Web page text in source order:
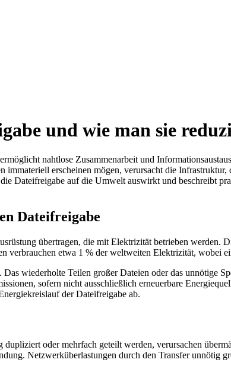
und wie man sie
nahtlose Zusammenarbeit und
erscheinen mögen, verursacht die
Dateifreigabe auf die Umwelt auswirkt und beschreibt
Dateifreigabe
übertragen, die mit Elektrizität betrieben werden.
verbrauchen etwa 1 % der weltweiten Elektrizität, wobei
wiederholte Teilen großer Dateien oder das unnötige
sofern nicht ausschließlich erneuerbare
der Dateifreigabe ab.
oder mehrfach geteilt werden, verursachen
Netzwerküberlastungen durch den Transfer unnötig